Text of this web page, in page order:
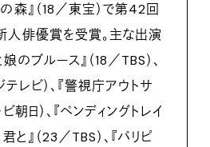
森』（18／東宝）で第42回
人俳優賞を受賞。主な出演
のブルース』（18／TBS）、
テレビ）、『警視庁アウトサ
朝日）、『ペンディングトレイ
』（23／TBS）、『パリピ